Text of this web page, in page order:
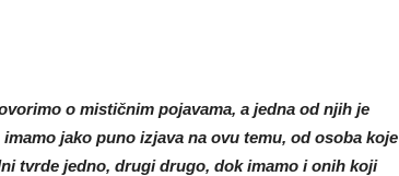
o mističnim pojavama, a jedna od njih je
jako puno izjava na ovu temu, od osoba koje
tvrde jedno, drugi drugo, dok imamo i onih koji